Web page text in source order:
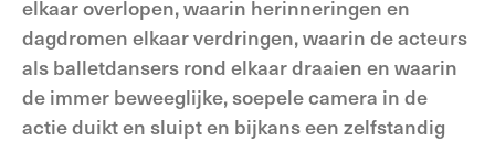
elkaar overlopen, waarin herinneringen en
dagdromen elkaar verdringen, waarin de acteurs
als balletdansers rond elkaar draaien en waarin
de immer beweeglijke, soepele camera in de
actie duikt en sluipt en bijkans een zelfstandig